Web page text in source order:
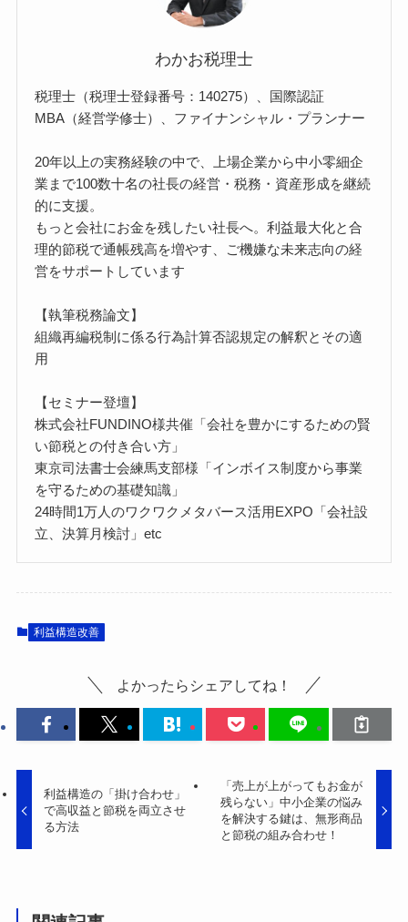
わかお税理士
税理士（税理士登録番号：140275）、国際認証
MBA（経営学修士）、ファイナンシャル・プランナー
20年以上の実務経験の中で、上場企業から中小零細企
業まで100数十名の社長の経営・税務・資産形成を継続
的に支援。
もっと会社にお金を残したい社長へ。利益最大化と合
理的節税で通帳残高を増やす、ご機嫌な未来志向の経
営をサポートしています
【執筆税務論文】
組織再編税制に係る行為計算否認規定の解釈とその適
用
【セミナー登壇】
株式会社FUNDINO様共催「会社を豊かにするための賢
い節税との付き合い方」
東京司法書士会練馬支部様「インボイス制度から事業
を守るための基礎知識」
24時間1万人のワクワクメタバース活用EXPO「会社設
立、決算月検討」etc
利益構造改善
よかったらシェアしてね！
利益構造の「掛け合わせ」
で高収益と節税を両立させ
る方法
「売上が上がってもお金が
残らない」中小企業の悩み
を解決する鍵は、無形商品
と節税の組み合わせ！